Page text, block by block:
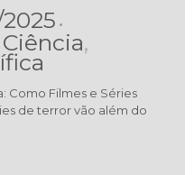
•
Ciência,
Como Filmes e Séries
de terror vão além do